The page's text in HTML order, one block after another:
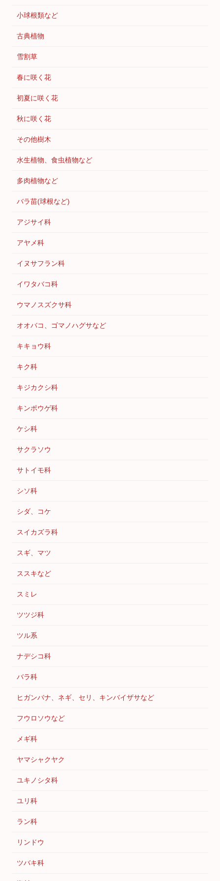
小球根類など
古典植物
雪割草
春に咲く花
初夏に咲く花
秋に咲く花
その他樹木
水生植物、食虫植物など
多肉植物など
バラ苗(球根など)
アジサイ科
アヤメ科
イヌサフラン科
イワタバコ科
ウマノスズクサ科
オオバコ、ゴマノハグサなど
キキョウ科
キク科
キジカクシ科
キンポウゲ科
ケシ科
サクラソウ
サトイモ科
シソ科
シダ、コケ
スイカズラ科
スギ、マツ
ススキなど
スミレ
ツツジ科
ツル系
ナデシコ科
バラ科
ヒガンバナ、ネギ、セリ、キンバイザサなど
フウロソウなど
メギ科
ヤマシャクヤク
ユキノシタ科
ユリ科
ラン科
リンドウ
ツバキ科